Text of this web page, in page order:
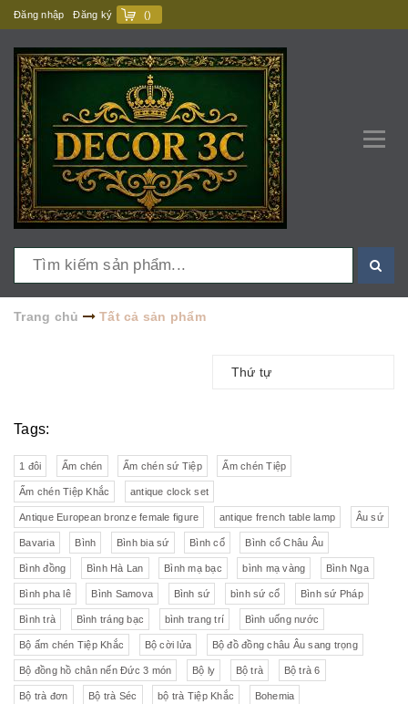
Đăng nhập Đăng ký ()
Trang chủ Tất cả sản phẩm
Thứ tự
Tags:
1 đôi Ấm chén Ấm chén sứ Tiệp Ấm chén Tiệp
Ấm chén Tiệp Khắc antique clock set
Antique European bronze female figure antique french table lamp Âu sứ
Bavaria Bình Bình bia sứ Bình cổ Bình cổ Châu Âu
Bình đồng Bình Hà Lan Bình mạ bạc bình mạ vàng Bình Nga
Bình pha lê Bình Samova Bình sứ bình sứ cổ Bình sứ Pháp
Bình trà Bình tráng bạc bình trang trí Bình uống nước
Bộ ấm chén Tiệp Khắc Bộ cời lửa Bộ đồ đồng châu Âu sang trọng
Bộ đồng hồ chân nến Đức 3 món Bộ ly Bộ trà Bộ trà 6
Bộ trà đơn Bộ trà Séc bộ trà Tiệp Khắc Bohemia